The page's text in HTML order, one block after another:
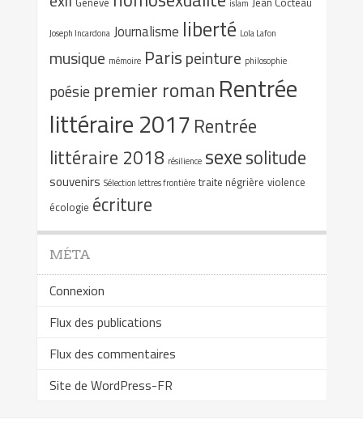
islam
Joseph Incardona Journalisme liberté Lola Lafon
musique mémoire Parispeinture philosophie
poésie premier roman Rentrée
littéraire 2017 Rentrée
littéraire 2018 résilience sexesolitude
souvenirs Sélection lettres frontière traite négrière violence
écologie écriture
MÉTA
Connexion
Flux des publications
Flux des commentaires
Site de WordPress-FR